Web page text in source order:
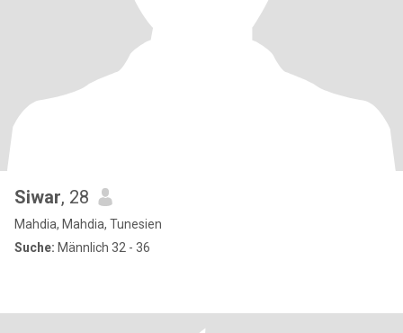
Siwar, 28
Mahdia, Mahdia, Tunesien
Suche: Männlich 32 - 36